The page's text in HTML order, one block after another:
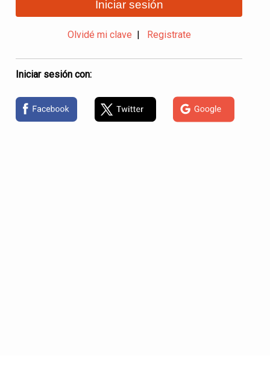
Iniciar sesión
Olvidé mi clave Registrate
Iniciar sesión con: